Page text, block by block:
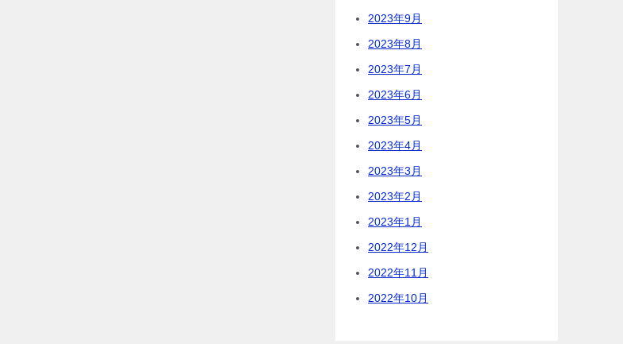
2023年9月
2023年8月
2023年7月
2023年6月
2023年5月
2023年4月
2023年3月
2023年2月
2023年1月
2022年12月
2022年11月
2022年10月